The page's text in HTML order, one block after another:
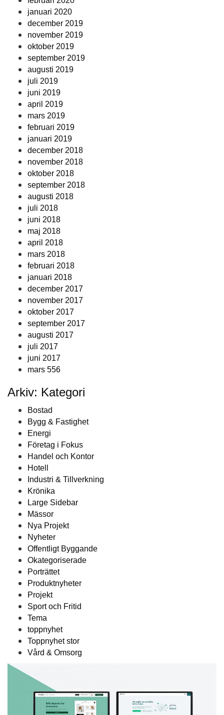
januari 2020
december 2019
november 2019
oktober 2019
september 2019
augusti 2019
juli 2019
juni 2019
april 2019
mars 2019
februari 2019
januari 2019
december 2018
november 2018
oktober 2018
september 2018
augusti 2018
juli 2018
juni 2018
maj 2018
april 2018
mars 2018
februari 2018
januari 2018
december 2017
november 2017
oktober 2017
september 2017
augusti 2017
juli 2017
juni 2017
mars 556
Arkiv: Kategori
Bostad
Bygg & Fastighet
Energi
Företag i Fokus
Handel och Kontor
Hotell
Industri & Tillverkning
Krönika
Large Sidebar
Mässor
Nya Projekt
Nyheter
Offentligt Byggande
Okategoriserade
Porträttet
Produktnyheter
Projekt
Sport och Fritid
Tema
toppnyhet
Toppnyhet stor
Vård & Omsorg